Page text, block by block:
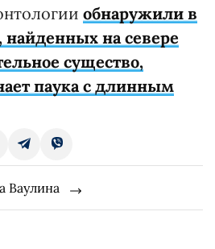
обнаружили в
найденных на севере
существо,
паука с длинным
Ваулина